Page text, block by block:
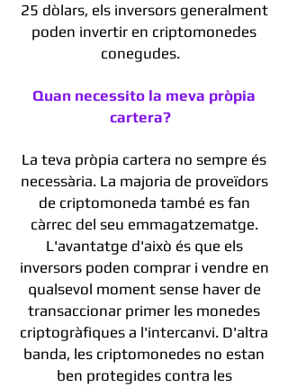
25 dòlars, els inversors generalment
poden invertir en criptomonedes
conegudes.
Quan necessito la meva pròpia
cartera?
La teva pròpia cartera no sempre és
necessària. La majoria de proveïdors
de criptomoneda també es fan
càrrec del seu emmagatzematge.
L'avantatge d'això és que els
inversors poden comprar i vendre en
qualsevol moment sense haver de
transaccionar primer les monedes
criptogràfiques a l'intercanvi. D'altra
banda, les criptomonedes no estan
ben protegides contra les